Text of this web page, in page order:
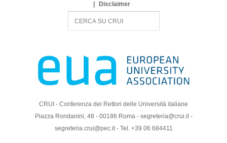
Disclaimer
c
CRUI - Conferenza dei Rettori delle Università italiane
Piazza Rondanini, 48 - 00186 Roma - segreteria@crui.it -
segreteria.crui@pec.it - Tel. +39 06 684411